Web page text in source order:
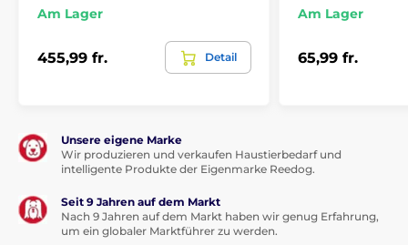
überschreitet
Bewegungsverlauf zeigt frühere Wege unbegrenzt
oder für die letzten 24 Stunden
Standortfreigabe des Tieres ist im Premium-
Abonnement möglich
Für Katzen und kleine Hunde ab 4 kg (Yorkshire
Terrier, Bichon, Westie usw.)
Technische Spezifikationen
Am Lager
455,99 fr. Detail
Am Lager
65,99 fr.
Unsere eigene Marke
Wir produzieren und verkaufen Haustierbedarf und
intelligente Produkte der Eigenmarke Reedog.
Seit 9 Jahren auf dem Markt
Nach 9 Jahren auf dem Markt haben wir genug Erfahrung,
um ein globaler Marktführer zu werden.